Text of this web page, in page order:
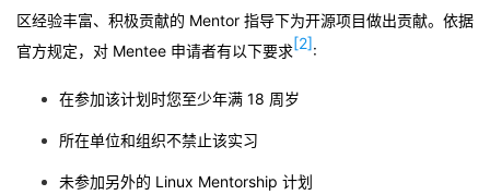
区经验丰富、积极贡献的 Mentor 指导下为开源项目做出贡献。依据
官方规定，对 Mentee 申请者有以下要求[2]:
在参加该计划时您至少年满 18 周岁
所在单位和组织不禁止该实习
未参加另外的 Linux Mentorship 计划